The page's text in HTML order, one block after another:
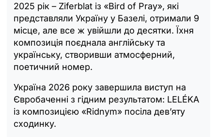
2025 рік – Ziferblat із «Bird of Pray», які
представляли Україну у Базелі, отримали 9
місце, але все ж увійшли до десятки. Їхня
композиція поєднала англійську та
українську, створивши атмосферний,
поетичний номер.
Україна 2026 року завершила виступ на
Євробаченні з гідним результатом: LELÉKA
із композицією «Ridnym» посіла дев’яту
сходинку.